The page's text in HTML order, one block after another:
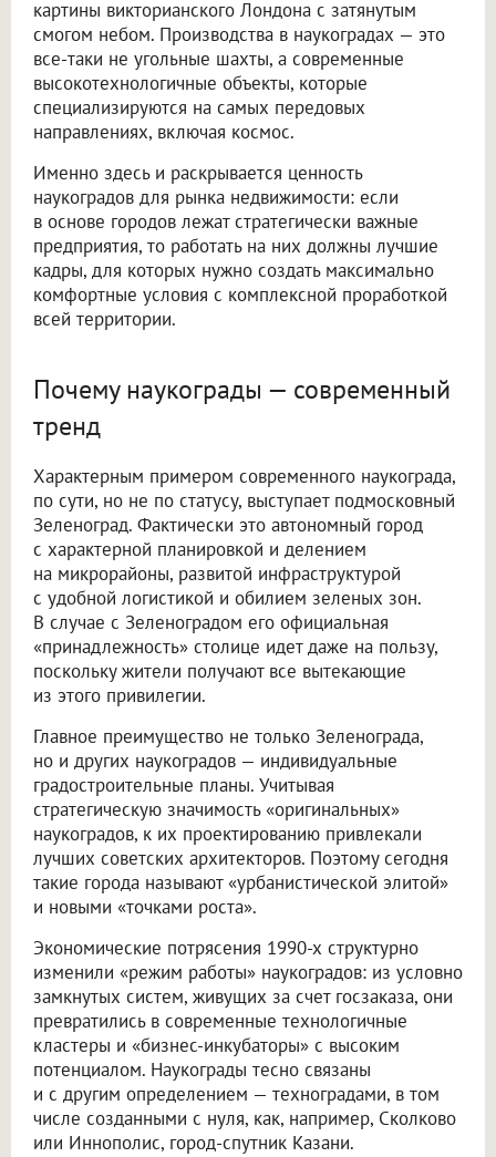
картины викторианского Лондона с затянутым
смогом небом. Производства в наукоградах — это
все-таки не угольные шахты, а современные
высокотехнологичные объекты, которые
специализируются на самых передовых
направлениях, включая космос.
Именно здесь и раскрывается ценность
наукоградов для рынка недвижимости: если
в основе городов лежат стратегически важные
предприятия, то работать на них должны лучшие
кадры, для которых нужно создать максимально
комфортные условия с комплексной проработкой
всей территории.
Почему наукограды — современный
тренд
Характерным примером современного наукограда,
по сути, но не по статусу, выступает подмосковный
Зеленоград. Фактически это автономный город
с характерной планировкой и делением
на микрорайоны, развитой инфраструктурой
с удобной логистикой и обилием зеленых зон.
В случае с Зеленоградом его официальная
«принадлежность» столице идет даже на пользу,
поскольку жители получают все вытекающие
из этого привилегии.
Главное преимущество не только Зеленограда,
но и других наукоградов — индивидуальные
градостроительные планы. Учитывая
стратегическую значимость «оригинальных»
наукоградов, к их проектированию привлекали
лучших советских архитекторов. Поэтому сегодня
такие города называют «урбанистической элитой»
и новыми «точками роста».
Экономические потрясения 1990-х структурно
изменили «режим работы» наукоградов: из условно
замкнутых систем, живущих за счет госзаказа, они
превратились в современные технологичные
кластеры и «бизнес-инкубаторы» с высоким
потенциалом. Наукограды тесно связаны
и с другим определением — техноградами, в том
числе созданными с нуля, как, например, Сколково
или Иннополис, город-спутник Казани.